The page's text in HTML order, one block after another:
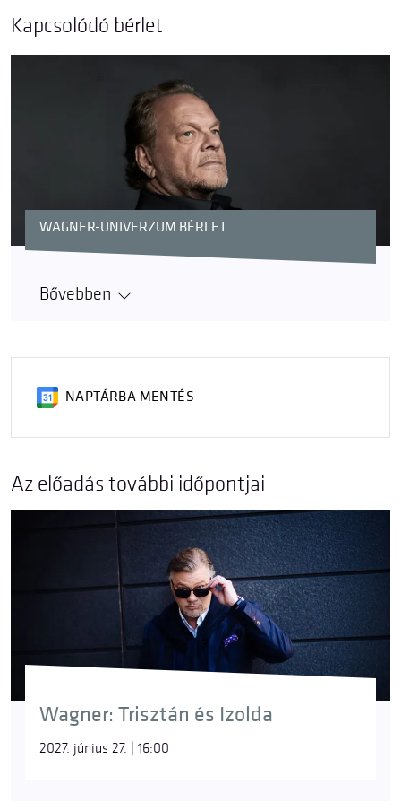
Kapcsolódó bérlet
WAGNER-UNIVERZUM BÉRLET
Bővebben
NAPTÁRBA MENTÉS
Az előadás további időpontjai
Wagner: Trisztán és Izolda
2027. június 27. | 16:00